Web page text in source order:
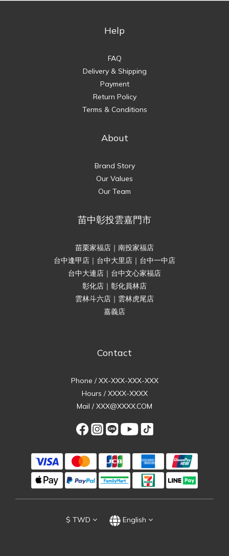
Help
FAQ
Delivery & Shipping
Payment
Return Policy
Terms & Conditions
About
Brand Story
Our Values
Our Team
苗中彰投雲嘉門市
苗栗家福店｜南投家福店
台中逢甲店｜台中大里店｜台中一中店
台中大連店｜台中文心家福店
彰化店｜彰化員林店
雲林斗六店｜雲林虎尾店
嘉義店
Contact
Phone / XX-XXX-XXX-XXX
Hours / XXXX-XXXX
Mail / XXX@XXXX.COM
$ TWD English